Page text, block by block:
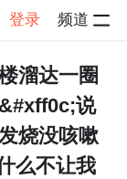
登录 频道
溜达一圈
说
烧没咳嗽
么不让我